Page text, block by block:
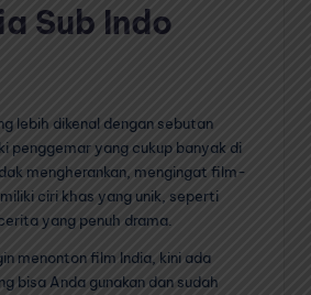
Sub Indo
lebih dikenal dengan sebutan
penggemar yang cukup banyak di
mengherankan, mengingat film-
ciri khas yang unik, seperti
yang penuh drama.
menonton film India, kini ada
bisa Anda gunakan dan sudah